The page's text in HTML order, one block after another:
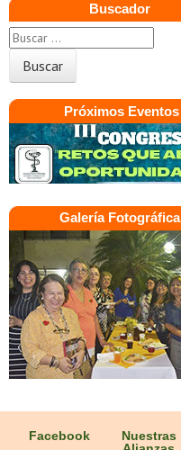
Buscador
Próximos Eventos
Galería Fotográfica
Facebook
Nuestras